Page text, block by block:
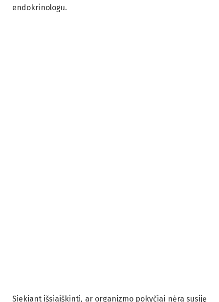
endokrinologu.
Siekiant išsiaiškinti, ar organizmo pokyčiai nėra susiję